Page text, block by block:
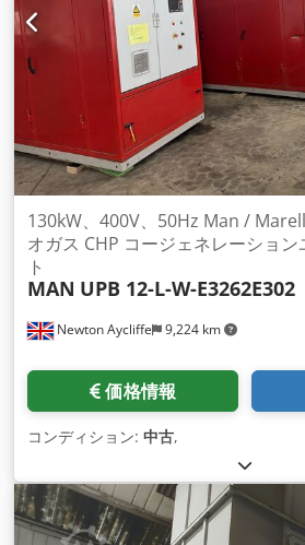
Newton Aycliffe 9,224 km
130kW、400V、50Hz Man /
オガス CHP コージェネレーション
ト
MAN UPB 12-L-W-E3262E302
価格情報
コンディション: 中古,